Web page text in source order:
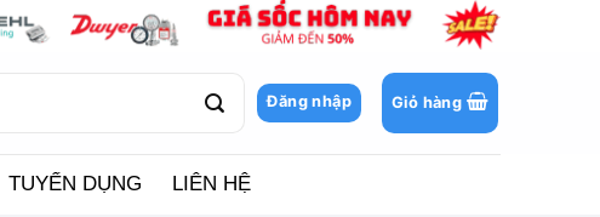
Đăng nhập Giỏ hàng
TUYỂN DỤNG LIÊN HỆ